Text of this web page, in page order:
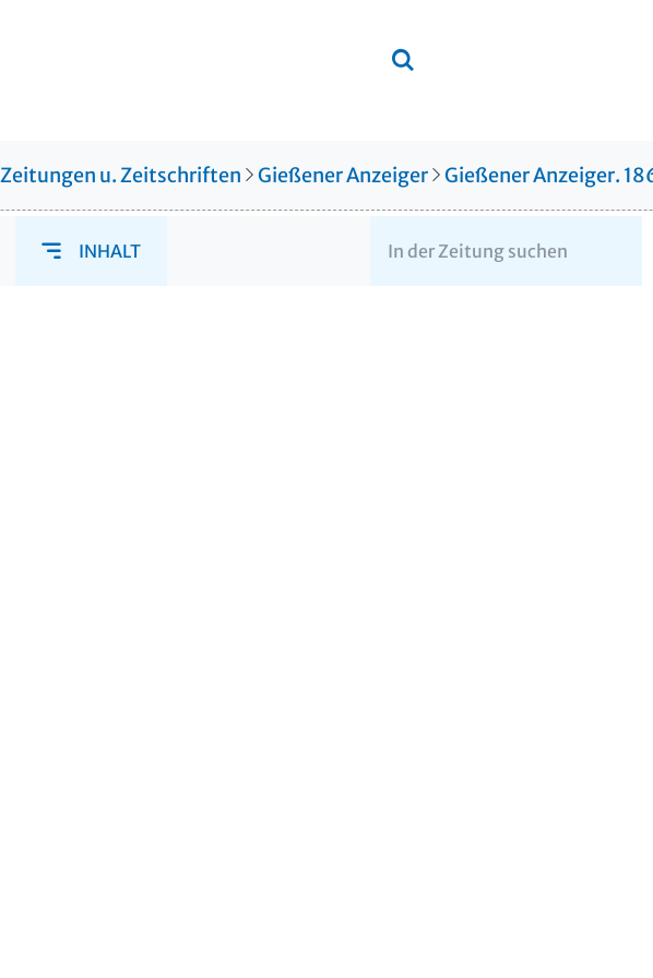
Zeitungen u. Zeitschriften Gießener Anzeiger Gießener Anzeiger.
INHALT